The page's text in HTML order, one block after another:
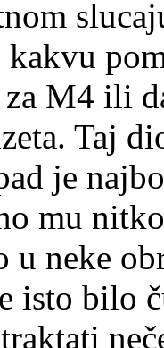
kakvu
M4 ili
Taj
je
mu
u neke
isto bilo